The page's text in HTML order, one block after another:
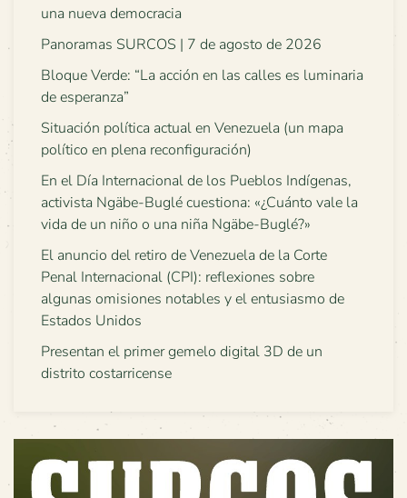
una nueva democracia
Panoramas SURCOS | 7 de agosto de 2026
Bloque Verde: “La acción en las calles es luminaria
de esperanza”
Situación política actual en Venezuela (un mapa
político en plena reconfiguración)
En el Día Internacional de los Pueblos Indígenas,
activista Ngäbe-Buglé cuestiona: «¿Cuánto vale la
vida de un niño o una niña Ngäbe-Buglé?»
El anuncio del retiro de Venezuela de la Corte
Penal Internacional (CPI): reflexiones sobre
algunas omisiones notables y el entusiasmo de
Estados Unidos
Presentan el primer gemelo digital 3D de un
distrito costarricense